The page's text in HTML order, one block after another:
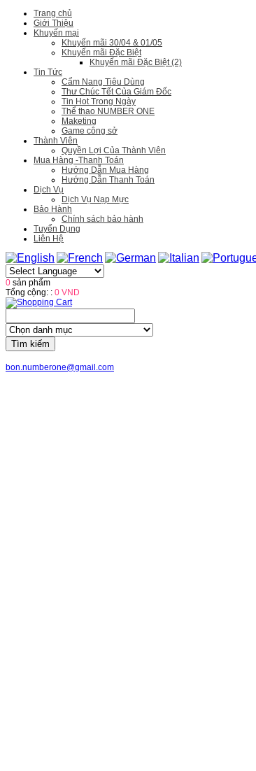
Trang chủ
Giới Thiệu
Khuyến mại
Khuyến mãi 30/04 & 01/05
Khuyến mãi Đặc Biệt
Khuyến mãi Đặc Biệt (2)
Tin Tức
Cẩm Nang Tiêu Dùng
Thư Chúc Tết Của Giám Đốc
Tin Hot Trong Ngày
Thể thao NUMBER ONE
Maketing
Game công sở
Thành Viên
Quyền Lợi Của Thành Viên
Mua Hàng -Thanh Toán
Hướng Dẫn Mua Hàng
Hướng Dẫn Thanh Toán
Dịch Vụ
Dịch Vụ Nạp Mực
Bảo Hành
Chính sách bảo hành
Tuyển Dụng
Liên Hệ
0 sản phẩm
Tổng cộng: : 0 VND
Tìm kiếm
bon.numberone@gmail.com